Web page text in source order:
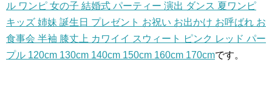
ル ワンピ 女の子 結婚式 パーティー 演出 ダンス 夏ワンピ
キッズ 姉妹 誕生日 プレゼント お祝い お出かけ お呼ばれ お
食事会 半袖 膝丈上 カワイイ スウィート ピンク レッド パー
プル 120cm 130cm 140cm 150cm 160cm 170cmです。